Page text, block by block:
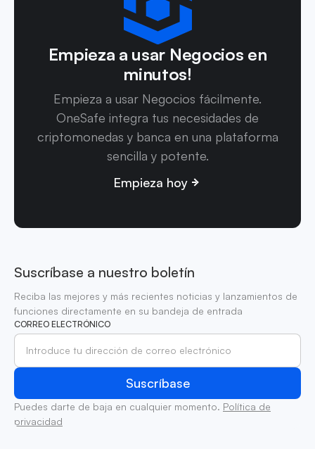
Empieza a usar Negocios en
minutos!
Empieza a usar Negocios fácilmente.
OneSafe integra tus necesidades de
criptomonedas y banca en una plataforma
sencilla y potente.
Empieza hoy
Suscríbase a nuestro boletín
Reciba las mejores y más recientes noticias y lanzamientos de
funciones directamente en su bandeja de entrada
CORREO ELECTRÓNICO
Puedes darte de baja en cualquier momento. Política de
privacidad